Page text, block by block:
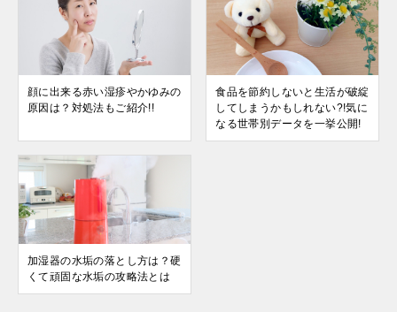
顔に出来る赤い湿疹やかゆみの
原因は？対処法もご紹介!!
食品を節約しないと生活が破綻
してしまうかもしれない?!気に
なる世帯別データを一挙公開!
加湿器の水垢の落とし方は？硬
くて頑固な水垢の攻略法とは